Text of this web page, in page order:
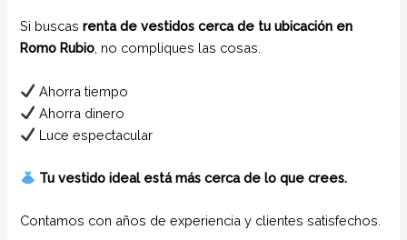
Si buscasrenta de vestidos cerca de tu ubicación en
Romo Rubio , no compliques las cosas.
Ahorra tiempo
Ahorra dinero
Luce espectacular
Tu vestido ideal está más cerca de lo que crees.
Contamos con años de experiencia y clientes satisfechos.